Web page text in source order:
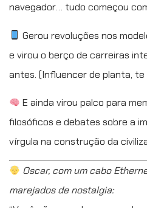
navegador… tudo começou
Gerou revoluções nos
e virou o berço de carreiras
antes. (Influencer de planta, te
E ainda virou palco para
filosóficos e debates sobre a
vírgula na construção da
Oscar, com um cabo
marejados de nostalgia: